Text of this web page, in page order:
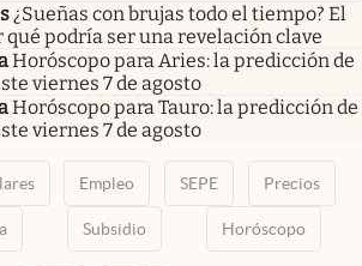
¿Sueñas con brujas todo el tiempo? El
podría ser una revelación clave
Horóscopo para Aries: la predicción de
viernes 7 de agosto
Horóscopo para Tauro: la predicción de
viernes 7 de agosto
Empleo SEPE Precios
Subsidio Horóscopo